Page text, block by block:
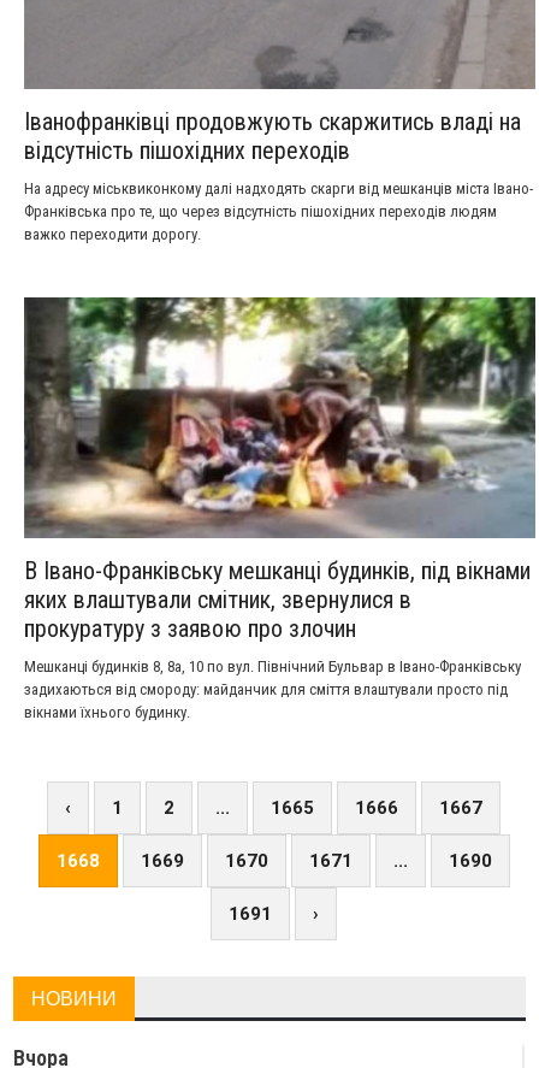
Іванофранківці продовжують скаржитись владі на
відсутність пішохідних переходів
На адресу міськвиконкому далі надходять скарги від мешканців міста Івано-
Франківська про те, що через відсутність пішохідних переходів людям
важко переходити дорогу.
В Івано-Франківську мешканці будинків, під вікнами
яких влаштували смітник, звернулися в
прокуратуру з заявою про злочин
Мешканці будинків 8, 8а, 10 по вул. Північний Бульвар в Івано-Франківську
задихаються від смороду: майданчик для сміття влаштували просто під
вікнами їхнього будинку.
‹ 1 2 ... 1665 1666 1667
1668 1669 1670 1671 ... 1690
1691 ›
НОВИНИ
Вчора